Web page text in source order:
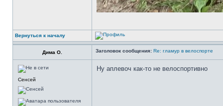
Вернуться к началу
Дима О. Заголовок сообщения: Re: гламур в велоспорте
Сенсей
Ну аплевоч как-то не велоспортивно